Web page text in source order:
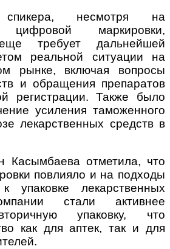
несмотря на
цифровой маркировки,
требует дальнейшей
реальной ситуации на
рынке, включая вопросы
и обращения препаратов
регистрации. Также было
усиления таможенного
лекарственных средств в
Касымбаева отметила, что
повлияло и на подходы
упаковке лекарственных
стали активнее
упаковку, что
как для аптек, так и для